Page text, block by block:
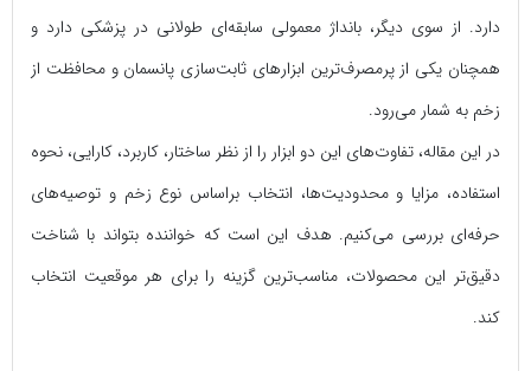
دارد. از سوی دیگر، بانداژ معمولی سابقه‌ای طولانی در پزشکی دارد و
همچنان یکی از پرمصرف‌ترین ابزارهای ثابت‌سازی پانسمان و محافظت از
زخم به شمار می‌رود.
در این مقاله، تفاوت‌های این دو ابزار را از نظر ساختار، کاربرد، کارایی، نحوه
استفاده، مزایا و محدودیت‌ها، انتخاب براساس نوع زخم و توصیه‌های
حرفه‌ای بررسی می‌کنیم. هدف این است که خواننده بتواند با شناخت
دقیق‌تر این محصولات، مناسب‌ترین گزینه را برای هر موقعیت انتخاب
کند.